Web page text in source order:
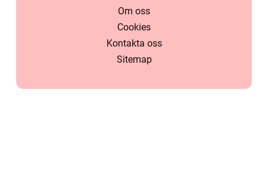
Om oss
Cookies
Kontakta oss
Sitemap